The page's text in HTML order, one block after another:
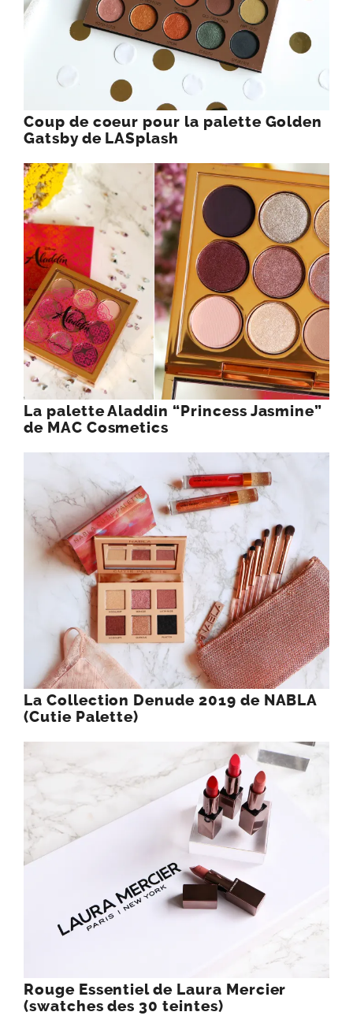
Coup de coeur pour la palette Golden
Gatsby de LASplash
La palette Aladdin “Princess Jasmine”
de MAC Cosmetics
La Collection Denude 2019 de NABLA
(Cutie Palette)
Rouge Essentiel de Laura Mercier
(swatches des 30 teintes)